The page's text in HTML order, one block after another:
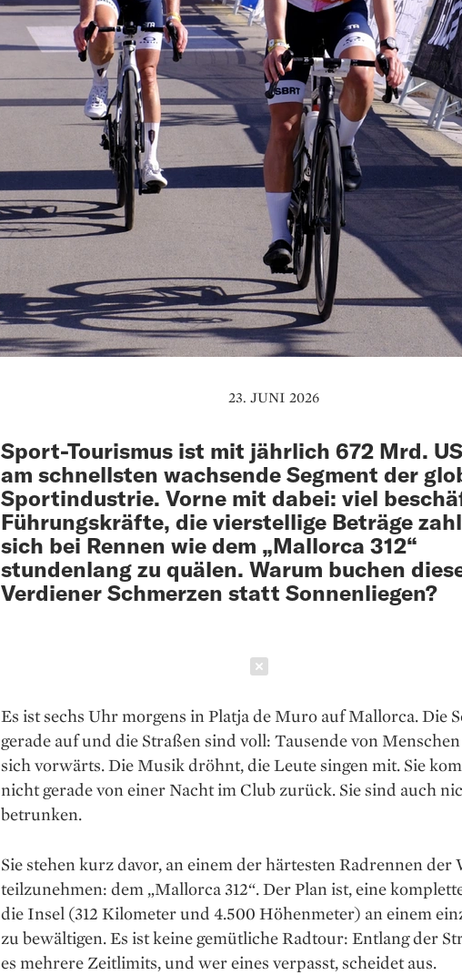
23. JUNI 2026
Sport-Tourismus ist mit jährlich 672 Mrd.
am schnellsten wachsende Segment der
Sportindustrie. Vorne mit dabei: viel
Führungskräfte, die vierstellige Beträge
sich bei Rennen wie dem „Mallorca 312“
stundenlang zu quälen. Warum buchen
Verdiener Schmerzen statt Sonnenliegen?
Es ist sechs Uhr morgens in Platja de Muro auf Mallorca. Die
gerade auf und die Straßen sind voll: Tausende von
sich vorwärts. Die Musik dröhnt, die Leute singen mit. Sie
nicht gerade von einer Nacht im Club zurück. Sie sind auch
betrunken.
Sie stehen kurz davor, an einem der härtesten Radrennen der
teilzunehmen: dem „Mallorca 312“. Der Plan ist, eine
die Insel (312 Kilometer und 4.500 Höhenmeter) an einem
zu bewältigen. Es ist keine gemütliche Radtour: Entlang der
es mehrere Zeitlimits, und wer eines verpasst, scheidet aus.